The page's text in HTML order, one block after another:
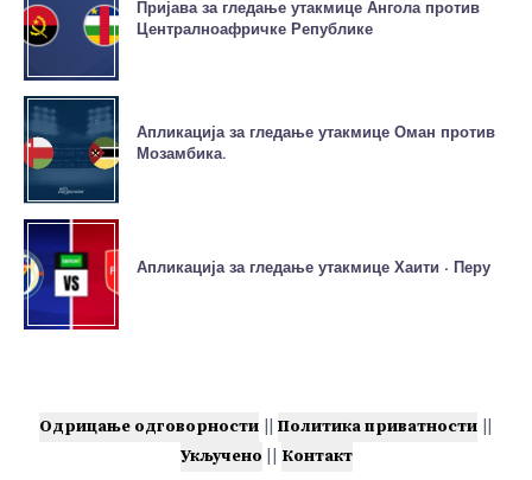
Пријава за гледање утакмице Ангола против
Централноафричке Републике
Апликација за гледање утакмице Оман против
Мозамбика.
Апликација за гледање утакмице Хаити - Перу
Одрицање одговорности ||Политика приватности
Укључено
Контакт